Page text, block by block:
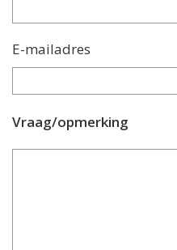
E-mailadres
Vraag/opmerking